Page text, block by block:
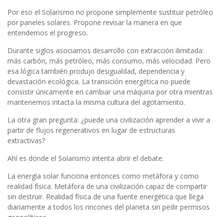
Por eso el Solarismo no propone simplemente sustituir petróleo
por paneles solares. Propone revisar la manera en que
entendemos el progreso.
Durante siglos asociamos desarrollo con extracción ilimitada:
más carbón, más petróleo, más consumo, más velocidad. Pero
esa lógica también produjo desigualdad, dependencia y
devastación ecológica. La transición energética no puede
consistir únicamente en cambiar una máquina por otra mientras
mantenemos intacta la misma cultura del agotamiento.
La otra gran pregunta: ¿puede una civilización aprender a vivir a
partir de flujos regenerativos en lugar de estructuras
extractivas?
Ahí es donde el Solarismo intenta abrir el debate.
La energía solar funciona entonces como metáfora y como
realidad física. Metáfora de una civilización capaz de compartir
sin destruir. Realidad física de una fuente energética que llega
diariamente a todos los rincones del planeta sin pedir permisos